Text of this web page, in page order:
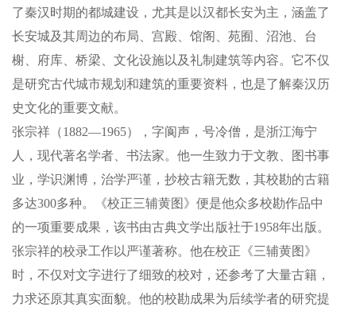
了秦汉时期的都城建设，尤其是以汉都长安为主，涵盖了
长安城及其周边的布局、宫殿、馆阁、苑囿、沼池、台
榭、府库、桥梁、文化设施以及礼制建筑等内容。它不仅
是研究古代城市规划和建筑的重要资料，也是了解秦汉历
史文化的重要文献。
张宗祥（1882—1965），字阆声，号冷僧，是浙江海宁
人，现代著名学者、书法家。他一生致力于文教、图书事
业，学识渊博，治学严谨，抄校古籍无数，其校勘的古籍
多达300多种。《校正三辅黄图》便是他众多校勘作品中
的一项重要成果，该书由古典文学出版社于1958年出版。
张宗祥的校录工作以严谨著称。他在校正《三辅黄图》
时，不仅对文字进行了细致的校对，还参考了大量古籍，
力求还原其真实面貌。他的校勘成果为后续学者的研究提